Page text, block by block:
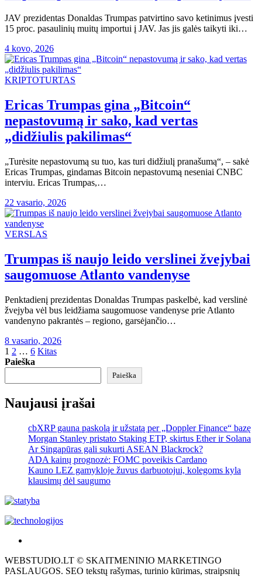
JAV prezidentas Donaldas Trumpas patvirtino savo ketinimus įvesti
15 proc. pasaulinių muitų importui į JAV. Jas jis galės taikyti iki…
4 kovo, 2026
KRIPTOTURTAS
Ericas Trumpas gina „Bitcoin“
nepastovumą ir sako, kad vertas
„didžiulis pakilimas“
„Turėsite nepastovumą su tuo, kas turi didžiulį pranašumą“, – sakė
Ericas Trumpas, gindamas Bitcoin nepastovumą neseniai CNBC
interviu. Ericas Trumpas,…
22 vasario, 2026
VERSLAS
Trumpas iš naujo leido verslinei žvejybai
saugomuose Atlanto vandenyse
Penktadienį prezidentas Donaldas Trumpas paskelbė, kad verslinė
žvejyba vėl bus leidžiama saugomuose vandenyse prie Atlanto
vandenyno pakrantės – regiono, garsėjančio…
8 vasario, 2026
Įrašų
puslapiavimas
1 2 … 6 Kitas
Paieška
Paieška
Naujausi įrašai
cbXRP gauna paskolą ir užstatą per „Doppler Finance“ bazę
Morgan Stanley pristato Staking ETP, skirtus Ether ir Solana
Ar Singapūras gali sukurti ASEAN Blackrock?
ADA kainų prognozė: FOMC poveikis Cardano
Kauno LEZ gamykloje žuvus darbuotojui, kolegoms kyla
klausimų dėl saugumo
tai
žemės
WEBSTUDIO.LT © SKAITMENINIO MARKETINGO
PASLAUGOS. SEO tekstų rašymas, turinio kūrimas, straipsnių